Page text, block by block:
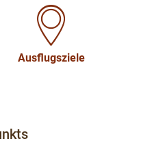
Ausflugsziele